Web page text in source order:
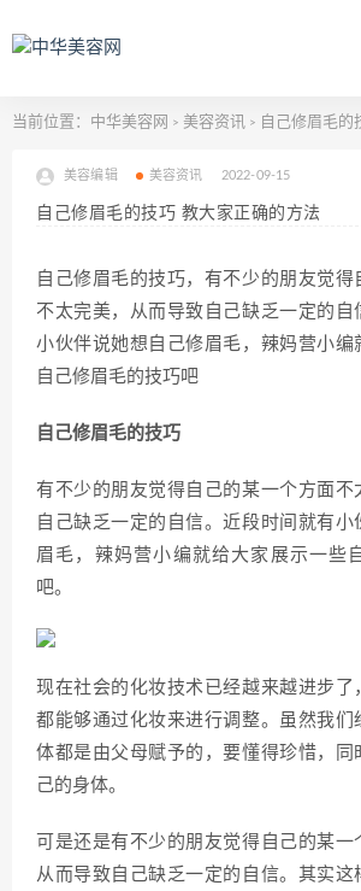
当前位置： 中华美容网 > 美容资讯 > 自己修眉毛的
美容编辑 美容资讯 2022-09-15
自己修眉毛的技巧 教大家正确的方法
自己修眉毛的技巧，有不少的朋友觉得
不太完美，从而导致自己缺乏一定的自
小伙伴说她想自己修眉毛，辣妈营小编
自己修眉毛的技巧吧
自己修眉毛的技巧
有不少的朋友觉得自己的某一个方面不
自己缺乏一定的自信。近段时间就有小
眉毛，辣妈营小编就给大家展示一些
吧。
现在社会的化妆技术已经越来越进步了
都能够通过化妆来进行调整。虽然我们
体都是由父母赋予的，要懂得珍惜，同
己的身体。
可是还是有不少的朋友觉得自己的某一
从而导致自己缺乏一定的自信。其实这